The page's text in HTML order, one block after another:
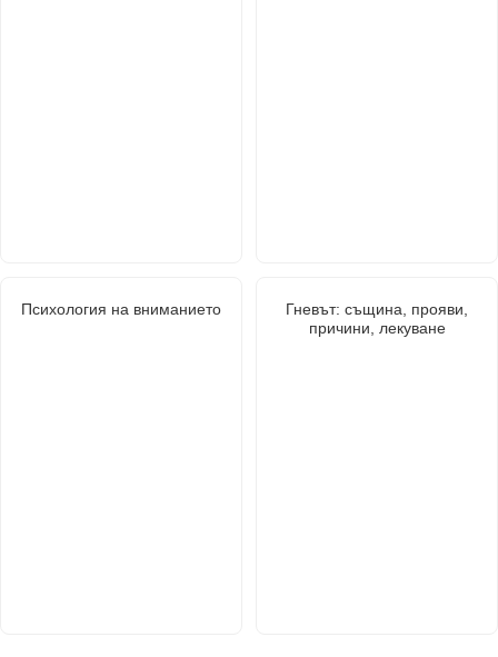
Психология на вниманието
Гневът: същина, прояви,
причини, лекуване